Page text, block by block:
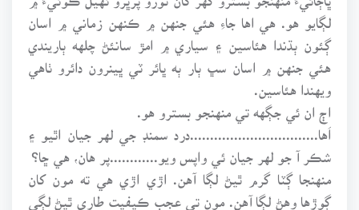
لڳايو هو. هي اها جاءِ هئي جنهن ۾ ڪنهن زماني ۾ اسان
ڳئون ٻڌندا هئاسين ۽ سياري ۾ امڙ سانئڻ چلهه ٻاريندي
هئي جنهن ۾ اسان سڀ ٻار ٻه ڀائر ٽي ڀينرون دائرو ٺاهي
ويهندا هئاسين.
اڄ ان ئي جڳهه تي منهنجو بسترو هو.
اَها................................درد سمنڊ جي لهر جيان اٿيو ۽
شڪر آ جو لهر جيان ئي واپس ويو............پر هان، هي ڇا؟
منهنجا ڳٽا گرم ٿيڻ لڳا آهن. اڙي اڙي هي ته مون کان
ڳوڙها وهڻ لڳا آهن. مون تي عجب ڪيفيت طاري ٿيڻ لڳي